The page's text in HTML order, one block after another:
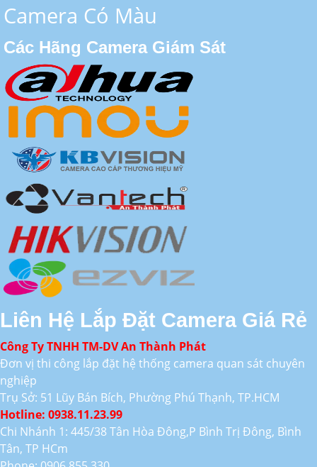
Camera Có Màu
Các Hãng Camera Giám Sát
Liên Hệ Lắp Đặt Camera Giá Rẻ
Công Ty TNHH TM-DV An Thành Phát
Đơn vị thi công lắp đặt hệ thống camera quan sát chuyên
nghiệp
Trụ Sở: 51 Lũy Bán Bích, Phường Phú Thạnh, TP.HCM
Hotline: 0938.11.23.99
Chi Nhánh 1: 445/38 Tân Hòa Đông,P Bình Trị Đông, Bình
Tân, TP HCm